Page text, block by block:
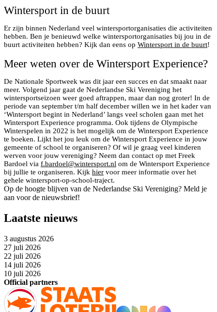
Wintersport in de buurt
Er zijn binnen Nederland veel wintersportorganisaties die activiteiten
hebben. Ben je benieuwd welke wintersportorganisaties bij jou in de
buurt activiteiten hebben? Kijk dan eens op Wintersport in de buurt!
Meer weten over de Wintersport Experience?
De Nationale Sportweek was dit jaar een succes en dat smaakt naar
meer. Volgend jaar gaat de Nederlandse Ski Vereniging het
wintersportseizoen weer goed aftrappen, maar dan nog groter! In de
periode van september t/m half december willen we in het kader van
‘Wintersport begint in Nederland’ langs veel scholen gaan met het
Wintersport Experience programma. Ook tijdens de Olympische
Winterspelen in 2022 is het mogelijk om de Wintersport Experience
te boeken. Lijkt het jou leuk om de Wintersport Experience in jouw
gemeente of school te organiseren? Of wil je graag veel kinderen
werven voor jouw vereniging? Neem dan contact op met Freek
Bardoel via f.bardoel@wintersport.nl om de Wintersport Experience
bij jullie te organiseren. Kijk hier voor meer informatie over het
gehele wintersport-op-school-traject.
Op de hoogte blijven van de Nederlandse Ski Vereniging? Meld je
aan voor de nieuwsbrief!
Laatste nieuws
3 augustus 2026
27 juli 2026
22 juli 2026
14 juli 2026
10 juli 2026
Official partners